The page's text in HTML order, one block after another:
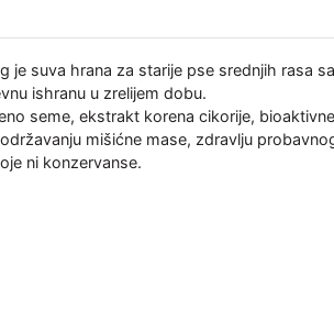
je suva hrana za starije pse srednjih rasa
ishranu u zrelijem dobu.
seme, ekstrakt korena cikorije,
mišićne mase, zdravlju
ni konzervanse.